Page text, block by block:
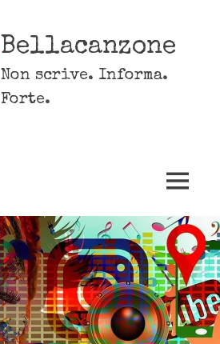
Bellacanzone
Non scrive. Informa.
Forte.
MENU